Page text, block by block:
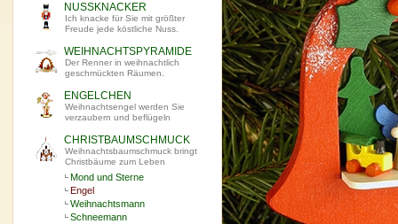
NUSSKNACKER
Ich knacke für Sie mit größter
Freude jede köstliche Nuss.
WEIHNACHTSPYRAMIDE
Der Renner in weihnachtlich
geschmückten Räumen.
ENGELCHEN
Weihnachtsengel werden Sie
verzaubern und beflügeln
CHRISTBAUMSCHMUCK
Weihnachtsbaumschmuck bringt
Christbäume zum Leben
Mond und Sterne
Engel
Weihnachtsmann
Schneemann